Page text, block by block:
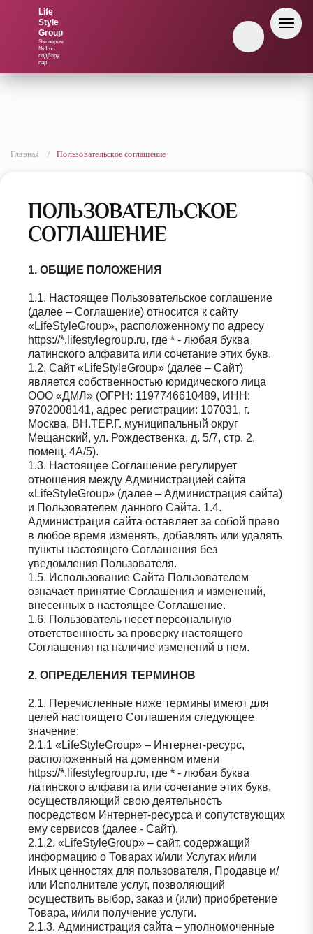
Life
Style
Group
Эксперты
№1 по
подбору
пар
Главная / Пользовательское соглашение
ПОЛЬЗОВАТЕЛЬСКОЕ
СОГЛАШЕНИЕ
1. ОБЩИЕ ПОЛОЖЕНИЯ
1.1. Настоящее Пользовательское соглашение
(далее – Соглашение) относится к сайту
«LifeStyleGroup», расположенному по адресу
https://*.lifestylegroup.ru, где * - любая буква
латинского алфавита или сочетание этих букв.
1.2. Сайт «LifeStyleGroup» (далее – Сайт)
является собственностью юридического лица
ООО «ДМЛ» (ОГРН: 1197746610489, ИНН:
9702008141, адрес регистрации: 107031, г.
Москва, ВН.ТЕР.Г. муниципальный округ
Мещанский, ул. Рождественка, д. 5/7, стр. 2,
помещ. 4А/5).
1.3. Настоящее Соглашение регулирует
отношения между Администрацией сайта
«LifeStyleGroup» (далее – Администрация сайта)
и Пользователем данного Сайта. 1.4.
Администрация сайта оставляет за собой право
в любое время изменять, добавлять или удалять
пункты настоящего Соглашения без
уведомления Пользователя.
1.5. Использование Сайта Пользователем
означает принятие Соглашения и изменений,
внесенных в настоящее Соглашение.
1.6. Пользователь несет персональную
ответственность за проверку настоящего
Соглашения на наличие изменений в нем.
2. ОПРЕДЕЛЕНИЯ ТЕРМИНОВ
2.1. Перечисленные ниже термины имеют для
целей настоящего Соглашения следующее
значение:
2.1.1 «LifeStyleGroup» – Интернет-ресурс,
расположенный на доменном имени
https://*.lifestylegroup.ru, где * - любая буква
латинского алфавита или сочетание этих букв,
осуществляющий свою деятельность
посредством Интернет-ресурса и сопутствующих
ему сервисов (далее - Сайт).
2.1.2. «LifeStyleGroup» – сайт, содержащий
информацию о Товарах и/или Услугах и/или
Иных ценностях для пользователя, Продавце и/
или Исполнителе услуг, позволяющий
осуществить выбор, заказ и (или) приобретение
Товара, и/или получение услуги.
2.1.3. Администрация сайта – уполномоченные